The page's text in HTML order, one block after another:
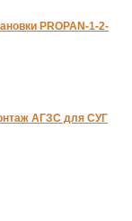
PROPAN-1-2-
АГЗС для СУГ